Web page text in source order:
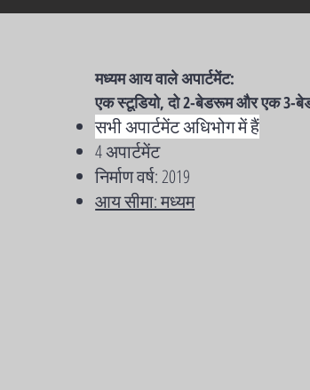
मध्यम आय वाले अपार्टमेंट:
एक स्टूडियो, दो 2-बेडरूम और एक 3-
सभी अपार्टमेंट अधिभोग में हैं
4 अपार्टमेंट
निर्माण वर्ष: 2019
आय सीमा: मध्यम